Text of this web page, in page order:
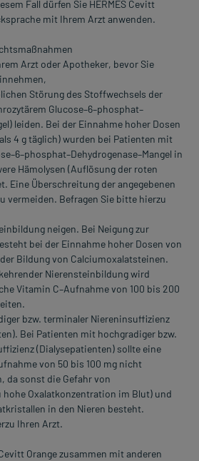
Fall dürfen Sie HERMES Cevitt
mit Ihrem Arzt anwenden.
Arzt oder Apotheker, bevor Sie
Störung des Stoffwechsels der
Glucose–6–phosphat–
leiden. Bei der Einnahme hoher Dosen
4 g täglich) wurden bei Patienten mit
in
Hämolysen (Auflösung der roten
Eine Überschreitung der angegebenen
vermeiden. Befragen Sie bitte hierzu
neigen. Bei Neigung zur
bei der Einnahme hoher Dosen von
Bildung von Calciumoxalatsteinen.
Nierensteinbildung wird
Vitamin C–Aufnahme von 100 bis 200
bzw. terminaler Niereninsuffizienz
Bei Patienten mit hochgradiger bzw.
(Dialysepatienten) sollte eine
von 50 bis 100 mg nicht
da sonst die Gefahr von
hohe Oxalatkonzentration im Blut) und
in den Nieren besteht.
Ihren Arzt.
Orange zusammen mit anderen